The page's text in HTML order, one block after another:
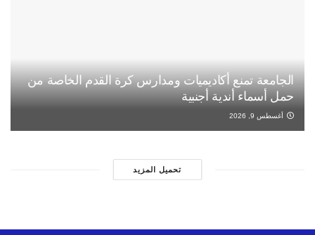
الجامعة تمنع أكاديميات ومدارس كرة القدم الخاصة من
حمل أسماء أندية أجنبية
أغسطس 9, 2026
تحميل المزيد